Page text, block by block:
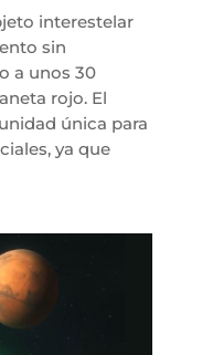
interestelar
sin
a unos 30
rojo. El
única para
ya que